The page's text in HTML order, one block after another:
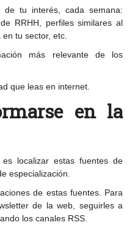
de tu interés, cada semana:
RRHH, perfiles similares al
tu sector, etc.
más relevante de los
que leas en internet.
en la
localizar estas fuentes de
especialización.
de estas fuentes. Para
de la web, seguirles a
los canales RSS.